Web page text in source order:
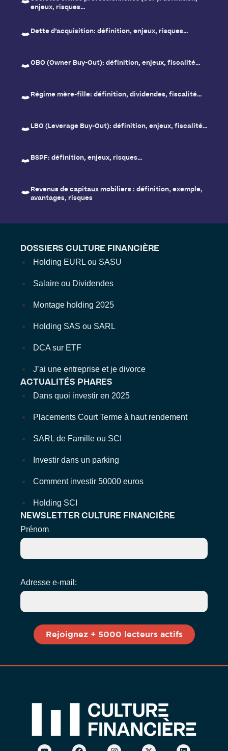
enjeux, risques…
Dette d’acquisition: définition, enjeux, risques…
OBO (Owner Buy-Out): définition, enjeux, fiscalité…
Régime mère-fille: définition, dividendes, fiscalité…
LBO (Leverage Buy-Out): définition, enjeux, fiscalité…
BSPF: définition, enjeux, risques…
Revenus de capitaux mobiliers : définition, exemple,
avantages, risques
DOSSIERS CULTURE FINANCIÈRE
Holding EURL ou SASU
Salaire ou Dividendes
Montage holding 2025
Holding SAS ou SARL
DCA sur ETF
J’ai une entreprise et je divorce
ACTUALITÉS PHARES
Dans quoi investir en 2025
Placements Court Terme à haut rendement
SARL de Famille ou SCI
Investir dans un parking
Comment investir 50000 euros
Holding SCI
NEWSLETTER CULTURE FINANCIÈRE
Prénom
Adresse e-mail: